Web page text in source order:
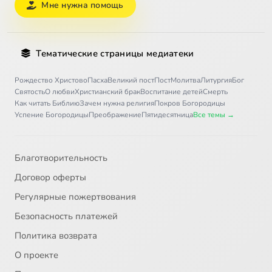
Мне нужна помощь
Тематические страницы медиатеки
Рождество ХристовоПасхаВеликий постПостМолитваЛитургияБог
СвятостьО любвиХристианский бракВоспитание детейСмерть
Как читать БиблиюЗачем нужна религияПокров Богородицы
Успение БогородицыПреображениеПятидесятницаВсе темы →
Благотворительность
Договор оферты
Регулярные пожертвования
Безопасность платежей
Политика возврата
О проекте